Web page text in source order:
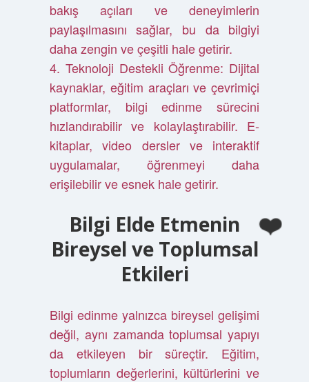
bakış açıları ve deneyimlerin
paylaşılmasını sağlar, bu da bilgiyi
daha zengin ve çeşitli hale getirir.
4. Teknoloji Destekli Öğrenme: Dijital
kaynaklar, eğitim araçları ve çevrimiçi
platformlar, bilgi edinme sürecini
hızlandırabilir ve kolaylaştırabilir. E-
kitaplar, video dersler ve interaktif
uygulamalar, öğrenmeyi daha
erişilebilir ve esnek hale getirir.
Bilgi Elde Etmenin
Bireysel ve Toplumsal
Etkileri
Bilgi edinme yalnızca bireysel gelişimi
değil, aynı zamanda toplumsal yapıyı
da etkileyen bir süreçtir. Eğitim,
toplumların değerlerini, kültürlerini ve